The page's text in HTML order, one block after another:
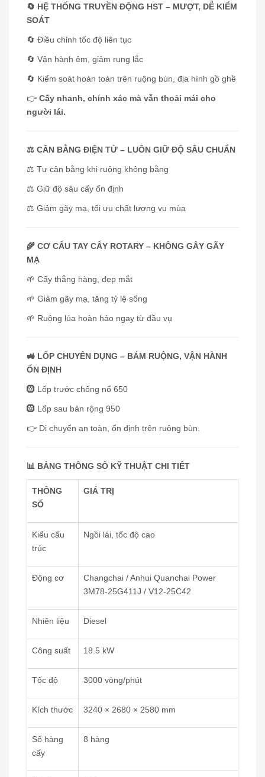
🔄 HỆ THỐNG TRUYỀN ĐỘNG HST – MƯỢT, DỄ KIỂM
SOÁT
🔄 Điều chỉnh tốc độ liên tục
🔄 Vận hành êm, giảm rung lắc
🔄 Kiểm soát hoàn toàn trên ruộng bùn, địa hình gồ ghề
👉 Cấy nhanh, chính xác mà vẫn thoải mái cho
người lái.
⚖️ CÂN BẰNG ĐIỆN TỬ – LUÔN GIỮ ĐỘ SÂU CHUẨN
⚖️ Tự cân bằng khi ruộng không bằng
⚖️ Giữ độ sâu cấy ổn định
⚖️ Giảm gãy mạ, tối ưu chất lượng vụ mùa
🌾 CƠ CẤU TAY CẤY ROTARY – KHÔNG GÂY GÃY
MẠ
🌱 Cấy thẳng hàng, đẹp mắt
🌱 Giảm gãy mạ, tăng tỷ lệ sống
🌱 Ruộng lúa hoàn hảo ngay từ đầu vụ
🚜 LỐP CHUYÊN DỤNG – BÁM RUỘNG, VẬN HÀNH
ỔN ĐỊNH
🛞 Lốp trước chống nổ 650
🛞 Lốp sau bản rộng 950
👉 Di chuyển an toàn, ổn định trên ruộng bùn.
📊 BẢNG THÔNG SỐ KỸ THUẬT CHI TIẾT
THÔNG
SỐ
GIÁ TRỊ
Kiểu cấu
trúc
Ngồi lái, tốc độ cao
Động cơ
Changchai / Anhui Quanchai Power
3M78-25G411J / V12-25C42
Nhiên liệu Diesel
Công suất 18.5 kW
Tốc độ 3000 vòng/phút
Kích thước 3240 × 2680 × 2580 mm
Số hàng
cấy
8 hàng